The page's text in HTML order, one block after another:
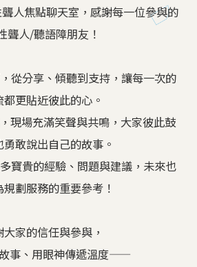
人焦點聊天室，感謝每一位參與的
聾人/聽語障朋友！
從分享、傾聽到支持，讓每一次的
都更貼近彼此的心。
現場充滿笑聲與共鳴，大家彼此鼓
敢說出自己的故事。
寶貴的經驗、問題與建議，未來也
規劃服務的重要參考！
大家的信任與參與，
事、用眼神傳遞溫度——